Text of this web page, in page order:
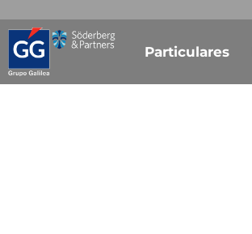
Particulares